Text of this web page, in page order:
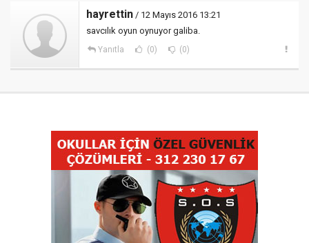
hayrettin / 12 Mayıs 2016 13:21
savcılık oyun oynuyor galiba.
Yanıtla (0) (0)